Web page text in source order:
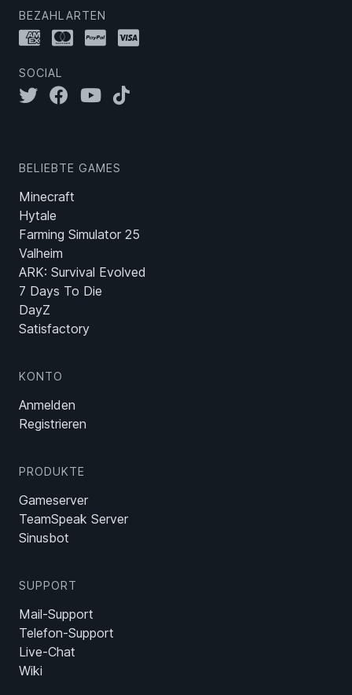
BEZAHLARTEN
SOCIAL
BELIEBTE GAMES
Minecraft
Hytale
Farming Simulator 25
Valheim
ARK: Survival Evolved
7 Days To Die
DayZ
Satisfactory
KONTO
Anmelden
Registrieren
PRODUKTE
Gameserver
TeamSpeak Server
Sinusbot
SUPPORT
Mail-Support
Telefon-Support
Live-Chat
Wiki